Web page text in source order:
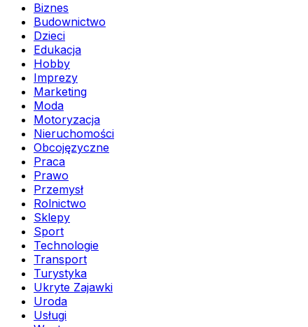
Biznes
Budownictwo
Dzieci
Edukacja
Hobby
Imprezy
Marketing
Moda
Motoryzacja
Nieruchomości
Obcojęzyczne
Praca
Prawo
Przemysł
Rolnictwo
Sklepy
Sport
Technologie
Transport
Turystyka
Ukryte Zajawki
Uroda
Usługi